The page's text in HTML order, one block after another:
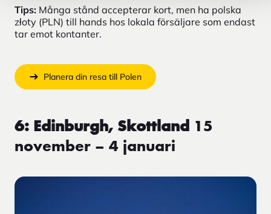
Tips: Många stånd accepterar kort, men ha polska
złoty (PLN) till hands hos lokala försäljare som endast
tar emot kontanter.
Planera din resa till Polen
6: Edinburgh, Skottland 15
november – 4 januari